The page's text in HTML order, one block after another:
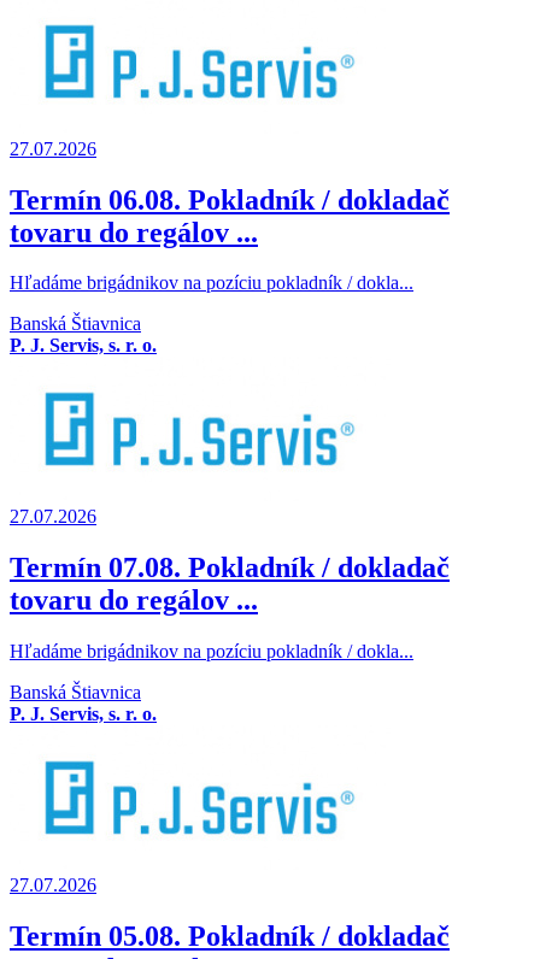
27.07.2026
Termín 06.08. Pokladník / dokladač
tovaru do regálov ...
Hľadáme brigádnikov na pozíciu pokladník / dokla...
Banská Štiavnica
P. J. Servis, s. r. o.
27.07.2026
Termín 07.08. Pokladník / dokladač
tovaru do regálov ...
Hľadáme brigádnikov na pozíciu pokladník / dokla...
Banská Štiavnica
P. J. Servis, s. r. o.
27.07.2026
Termín 05.08. Pokladník / dokladač